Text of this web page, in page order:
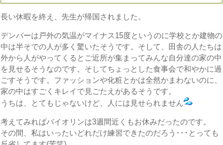
長い休暇を終え、先生が帰国されました。
デンバーは戸外の気温がマイナス15度というのに学校とか建物の
中は半そでの人が多く驚いたそうです。そして、田舎の人たちは
外から人がやってくるとご近所が集まってみんな自分達の家の中
を見せるそうなのです。そしてちょっとした食事会で和やかに過
ごすそうです。ファッションや化粧とかは全然かまわないのに、
家の中はすごくキレイで見ごたえがあるそうです。
うちは、とてもじゃないけど、人には見せられません
考えてみればバイオリンは3週間近くもお休みだったのです。
その間、私はいったいどれだけ練習できたのだろう･･･とっても